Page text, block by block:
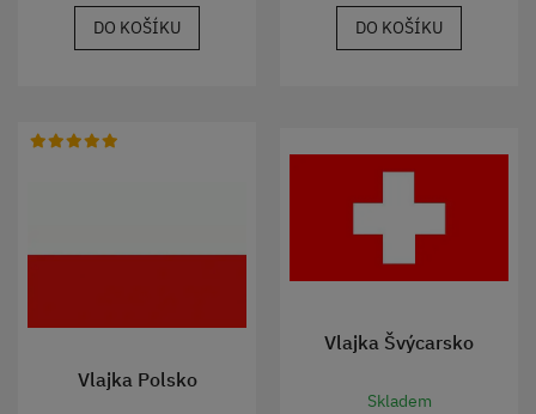
DO KOŠÍKU DO KOŠÍKU
Vlajka Polsko
Vlajka Švýcarsko
Skladem